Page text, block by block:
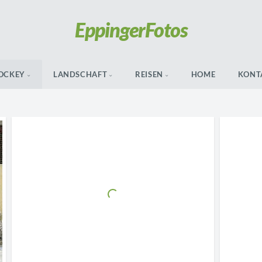
EppingerFotos
LANDSCHAFT REISEN HOME